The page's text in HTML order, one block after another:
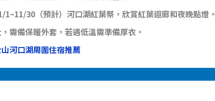
1~11/30（預計）河口湖紅葉祭，欣賞紅葉迴廊和夜晚點燈。
需備保暖外套，若遇低溫需準備厚衣。
河口湖周圍住宿推薦